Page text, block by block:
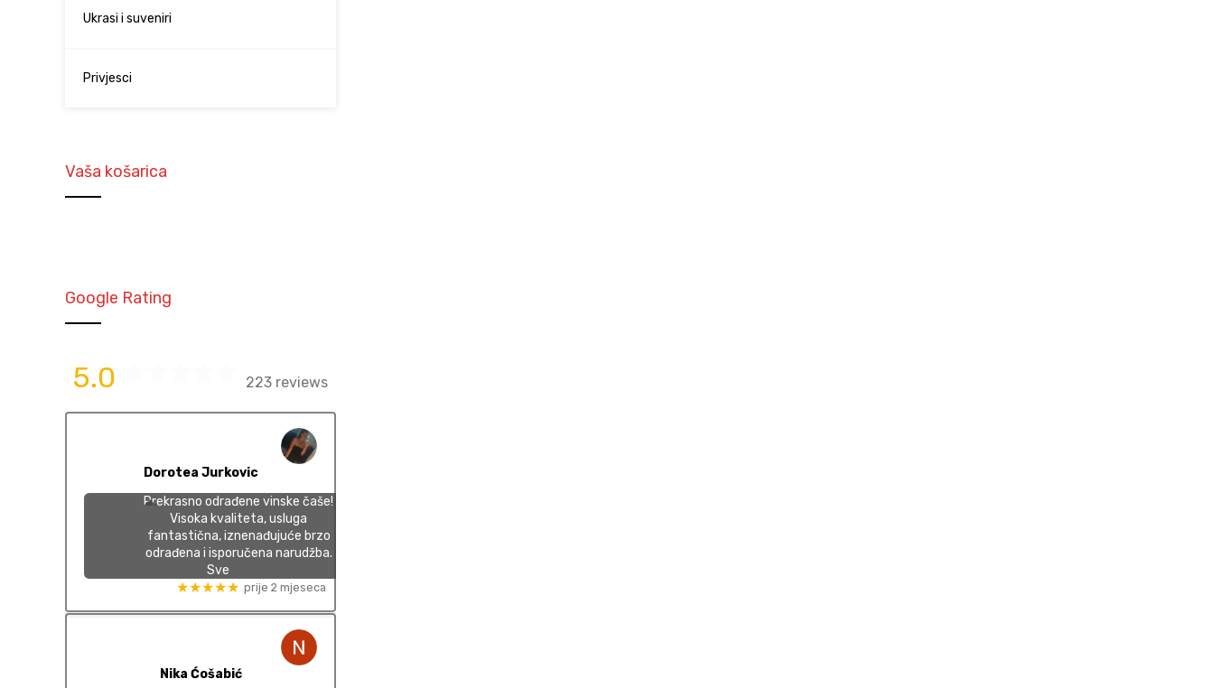
Ukrasi i suveniri
Privjesci
Vaša košarica
Google Rating
5.0 223 reviews
Dorotea Jurkovic
Prekrasno odrađene vinske čaše!
Visoka kvaliteta, usluga
fantastična, iznenađujuće brzo
odrađena i isporučena narudžba.
Sve
★★★★★ prije 2 mjeseca
Nika Ćošabić